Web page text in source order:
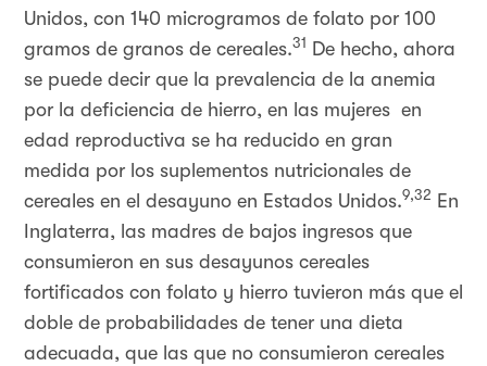
Unidos, con 140 microgramos de folato por 100
gramos de granos de cereales.31
De hecho, ahora
se puede decir que la prevalencia de la anemia
por la deficiencia de hierro, en las mujeres en
edad reproductiva se ha reducido en gran
medida por los suplementos nutricionales de
cereales en el desayuno en Estados Unidos.9,32 En
Inglaterra, las madres de bajos ingresos que
consumieron en sus desayunos cereales
fortificados con folato y hierro tuvieron más que el
doble de probabilidades de tener una dieta
adecuada, que las que no consumieron cereales